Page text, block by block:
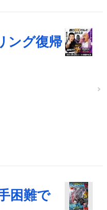
ング復帰
困難で